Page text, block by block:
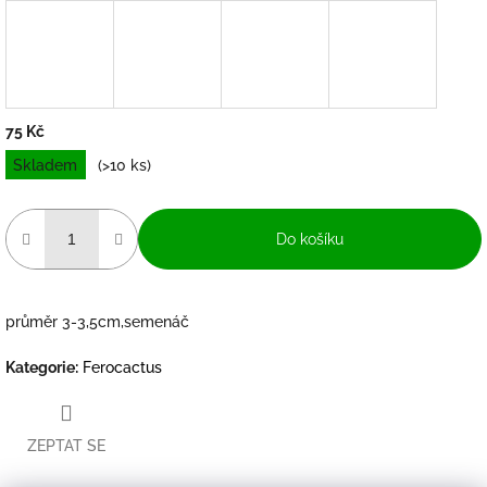
75 Kč
Měrná
cena:
Skladem (>10 ks)
Do košíku
průměr 3-3,5cm,semenáč
Kategorie: Ferocactus
ZEPTAT SE